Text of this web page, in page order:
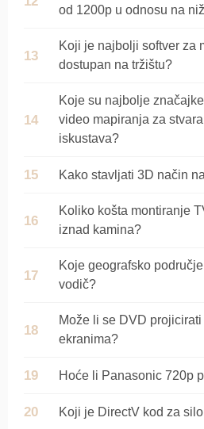
od 1200p u odnosu na
Koji je najbolji softver za
dostupan na tržištu?
Koje su najbolje
video mapiranja za
iskustava?
Kako stavljati 3D način
Koliko košta montiranje
iznad kamina?
Koje geografsko
vodič?
Može li se DVD
ekranima?
Hoće li Panasonic 720p
Koji je DirectV kod za